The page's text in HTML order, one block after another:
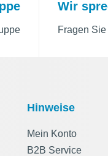
Wir
Fragen
Hinweise
Mein Konto
B2B Service